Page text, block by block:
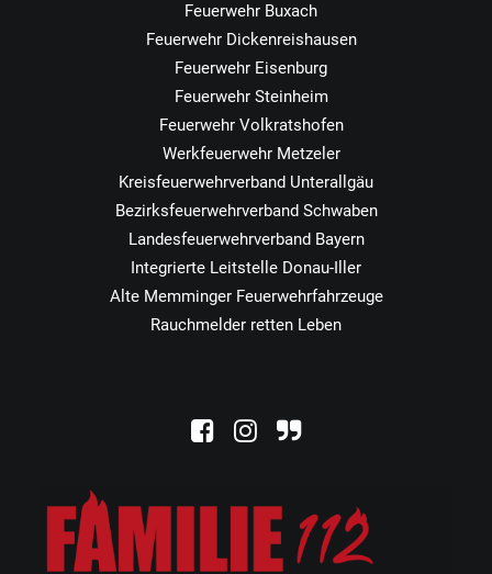
Feuerwehr Buxach
Feuerwehr Dickenreishausen
Feuerwehr Eisenburg
Feuerwehr Steinheim
Feuerwehr Volkratshofen
Werkfeuerwehr Metzeler
Kreisfeuerwehrverband Unterallgäu
Bezirksfeuerwehrverband Schwaben
Landesfeuerwehrverband Bayern
Integrierte Leitstelle Donau-Iller
Alte Memminger Feuerwehrfahrzeuge
Rauchmelder retten Leben